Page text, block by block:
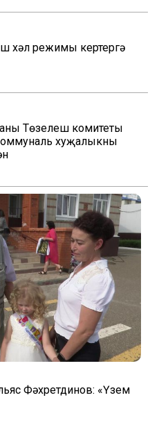
хәл режимы кертергә
Төзелеш комитеты
хуҗалыкны
Фәхретдинов: «Үзем